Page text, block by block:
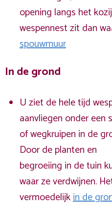
opening langs het
wespennest zit dan
spouwmuur
In de grond
U ziet de hele tijd
aanvliegen onder een
of wegkruipen in de
Door de planten en
begroeiing in de tuin
waar ze verdwijnen.
vermoedelijkin de